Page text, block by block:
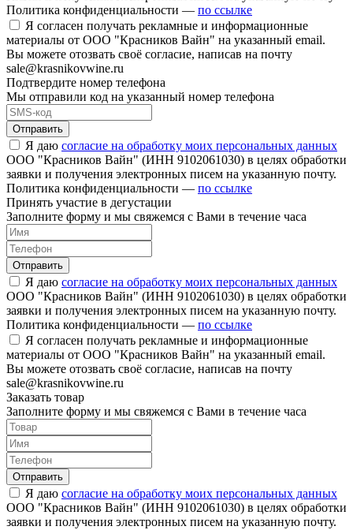
Политика конфиденциальности — по ссылке
Я согласен получать рекламные и информационные
материалы от ООО "Красников Вайн" на указанный email.
Вы можете отозвать своё согласие, написав на почту
sale@krasnikovwine.ru
Подтвердите номер телефона
Мы отправили код на указанный номер телефона
Отправить
Я даю согласие на обработку моих персональных данных
ООО "Красников Вайн" (ИНН 9102061030) в целях обработки
заявки и получения электронных писем на указанную почту.
Политика конфиденциальности — по ссылке
Принять участие в дегустации
Заполните форму и мы свяжемся с Вами в течение часа
Отправить
Я даю согласие на обработку моих персональных данных
ООО "Красников Вайн" (ИНН 9102061030) в целях обработки
заявки и получения электронных писем на указанную почту.
Политика конфиденциальности — по ссылке
Я согласен получать рекламные и информационные
материалы от ООО "Красников Вайн" на указанный email.
Вы можете отозвать своё согласие, написав на почту
sale@krasnikovwine.ru
Заказать товар
Заполните форму и мы свяжемся с Вами в течение часа
Отправить
Я даю согласие на обработку моих персональных данных
ООО "Красников Вайн" (ИНН 9102061030) в целях обработки
заявки и получения электронных писем на указанную почту.